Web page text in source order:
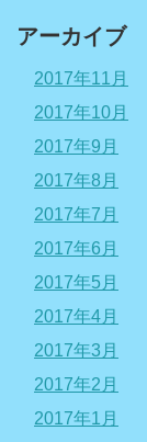
アーカイブ
2017年11月
2017年10月
2017年9月
2017年8月
2017年7月
2017年6月
2017年5月
2017年4月
2017年3月
2017年2月
2017年1月